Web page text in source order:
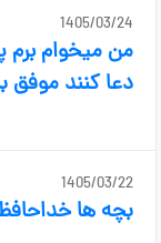
1405/03/24
من میخوام برم
دعا کنند موفق
1405/03/22
بچه ها